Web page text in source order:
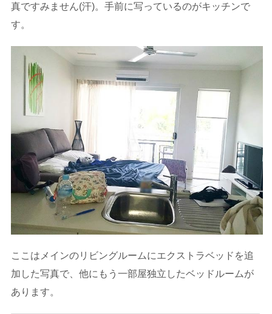
真ですみません(汗)。手前に写っているのがキッチンで
す。
ここはメインのリビングルームにエクストラベッドを追
加した写真で、他にもう一部屋独立したベッドルームが
あります。